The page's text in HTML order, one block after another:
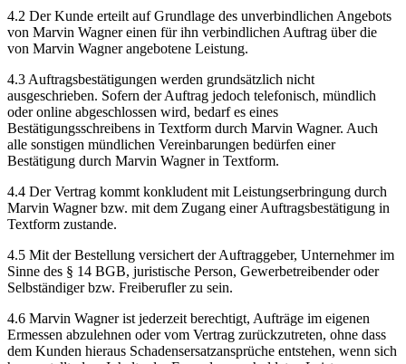
4.2 Der Kunde erteilt auf Grundlage des unverbindlichen Angebots
von Marvin Wagner einen für ihn verbindlichen Auftrag über die
von Marvin Wagner angebotene Leistung.
4.3 Auftragsbestätigungen werden grundsätzlich nicht
ausgeschrieben. Sofern der Auftrag jedoch telefonisch, mündlich
oder online abgeschlossen wird, bedarf es eines
Bestätigungsschreibens in Textform durch Marvin Wagner. Auch
alle sonstigen mündlichen Vereinbarungen bedürfen einer
Bestätigung durch Marvin Wagner in Textform.
4.4 Der Vertrag kommt konkludent mit Leistungserbringung durch
Marvin Wagner bzw. mit dem Zugang einer Auftragsbestätigung in
Textform zustande.
4.5 Mit der Bestellung versichert der Auftraggeber, Unternehmer im
Sinne des § 14 BGB, juristische Person, Gewerbetreibender oder
Selbständiger bzw. Freiberufler zu sein.
4.6 Marvin Wagner ist jederzeit berechtigt, Aufträge im eigenen
Ermessen abzulehnen oder vom Vertrag zurückzutreten, ohne dass
dem Kunden hieraus Schadensersatzansprüche entstehen, wenn sich